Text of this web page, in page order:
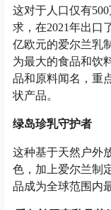
这对于人口仅有
求，在2021年出口
亿欧元的爱尔兰乳
为最大的食品和饮
品和原料闻名，重
状产品。
绿岛珍乳守护者
这种基于天然户外
色，加上爱尔兰制
品成为全球范围内